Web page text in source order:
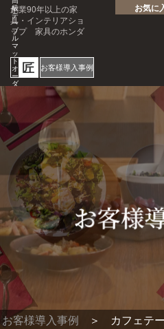
創業90年以上の家
具・インテリアショ
ップ 家具のホンダ
級
テ
ー
ブ
ル
マ
ッ
ト
オ
ー
ダ
ズ
専
店
匠 お客様導入事例
ホテル・レストラン・企業
様の大事なテーブルを傷・
汚れから守る！
サン
プル
請求
1mm
単位
オー
ダー
サイ
ズ
見積
り
請求
書対
応
短納
期
専門
家対
応
ご注文・ご
質問はお気
軽にどうぞ
0120-46-
5054
netjigyoubu@seneso.jp
受付時間：
18:30
お気に
お客様導入事例 カフェテ